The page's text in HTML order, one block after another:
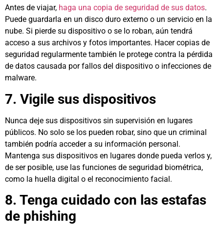
Antes de viajar, haga una copia de seguridad de sus datos.
Puede guardarla en un disco duro externo o un servicio en la
nube. Si pierde su dispositivo o se lo roban, aún tendrá
acceso a sus archivos y fotos importantes. Hacer copias de
seguridad regularmente también le protege contra la pérdida
de datos causada por fallos del dispositivo o infecciones de
malware.
7. Vigile sus dispositivos
Nunca deje sus dispositivos sin supervisión en lugares
públicos. No solo se los pueden robar, sino que un criminal
también podría acceder a su información personal.
Mantenga sus dispositivos en lugares donde pueda verlos y,
de ser posible, use las funciones de seguridad biométrica,
como la huella digital o el reconocimiento facial.
8. Tenga cuidado con las estafas
de phishing